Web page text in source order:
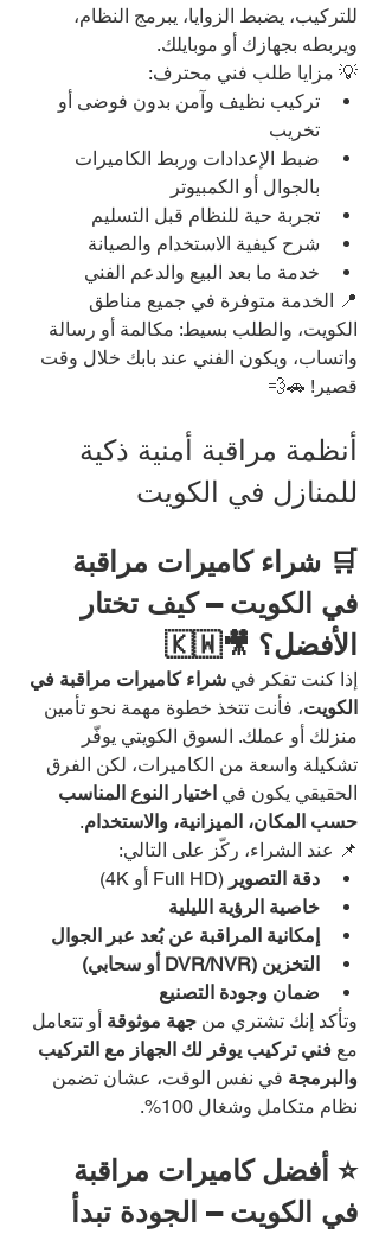
للتركيب، يضبط الزوايا، يبرمج النظام،
ويربطه بجهازك أو موبايلك.
💡 مزايا طلب فني محترف:
تركيب نظيف وآمن بدون فوضى أو
تخريب
ضبط الإعدادات وربط الكاميرات
بالجوال أو الكمبيوتر
تجربة حية للنظام قبل التسليم
شرح كيفية الاستخدام والصيانة
خدمة ما بعد البيع والدعم الفني
📍 الخدمة متوفرة في جميع مناطق
الكويت، والطلب بسيط: مكالمة أو رسالة
واتساب، ويكون الفني عند بابك خلال وقت
قصير! 🚗💨
أنظمة مراقبة أمنية ذكية
للمنازل في الكويت
🛒 شراء كاميرات مراقبة
في الكويت – كيف تختار
الأفضل؟ 🎥🇰🇼
إذا كنت تفكر في شراء كاميرات مراقبة في
الكويت، فأنت تتخذ خطوة مهمة نحو تأمين
منزلك أو عملك. السوق الكويتي يوفّر
تشكيلة واسعة من الكاميرات، لكن الفرق
الحقيقي يكون في اختيار النوع المناسب
حسب المكان، الميزانية، والاستخدام.
📌 عند الشراء، ركّز على التالي:
دقة التصوير (Full HD أو 4K)
خاصية الرؤية الليلية
إمكانية المراقبة عن بُعد عبر الجوال
التخزين (DVR/NVR أو سحابي)
ضمان وجودة التصنيع
وتأكد إنك تشتري من جهة موثوقة أو تتعامل
مع فني تركيب يوفر لك الجهاز مع التركيب
والبرمجة في نفس الوقت، عشان تضمن
نظام متكامل وشغال 100%.
⭐ أفضل كاميرات مراقبة
في الكويت – الجودة تبدأ